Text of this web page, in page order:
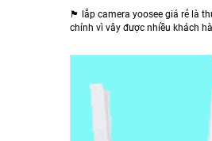
🏴 lắp camera yoosee giá rẻ là
chính vì vây được nhiều khách